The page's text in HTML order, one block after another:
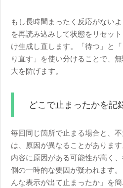
もし長時間まったく反応がない
を再読み込みして状態をリセッ
け生成し直します。「待つ」と
り直す」を使い分けることで、
大を防げます。
どこで止まったかを記
毎回同じ箇所で止まる場合と、
は、原因が異なることがありま
内容に原因がある可能性が高く
側の一時的な要因が疑われます
んな表示が出て止まったか」を